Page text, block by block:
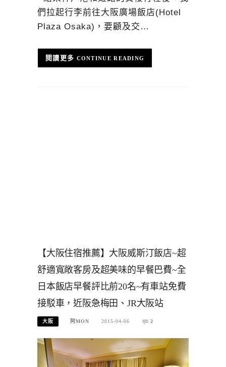
們拉起行李前往大阪廣場飯店(Hotel
Plaza Osaka)，要顧及交…
CONTINUE READING
【大阪住宿推薦】大阪威斯汀飯店~超
舒適寬敞客房及超美味的早餐巴費~全
日本飯店早餐評比前20名~有車站免費
接駁車，近阪急梅田、JR大阪站
大阪 阿MON 2015-04-06 2